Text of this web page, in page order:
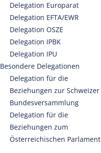
Delegation Europarat
Delegation EFTA/EWR
Delegation OSZE
Delegation IPBK
Delegation IPU
Besondere Delegationen
Delegation für die
Beziehungen zur Schweizer
Bundesversammlung
Delegation für die
Beziehungen zum
Österreichischen Parlament